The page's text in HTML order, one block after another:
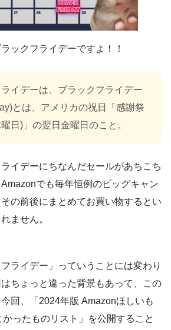
ックフライデーですよ！！
イデーは、ブラックフライデー
とは、アメリカの祝日「感謝祭
日)」の翌日金曜日のこと。
イデーにちなんだセールがあちこち
でも毎年恒例のビッグキャン
の前後にまとめてお買い物するとい
ません。
フライデー」っていうことには変わり
ちょっと違った背景もあって、この
回、「2024年版 Amazonほしいも
ったものリスト」を公開すること